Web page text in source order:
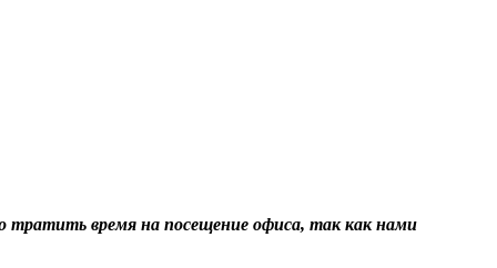
время на посещение офиса, так как нами